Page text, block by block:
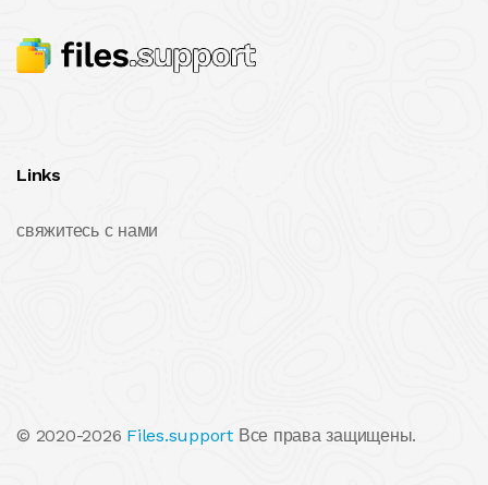
Links
свяжитесь с нами
© 2020-2026 Files.support Все права защищены.